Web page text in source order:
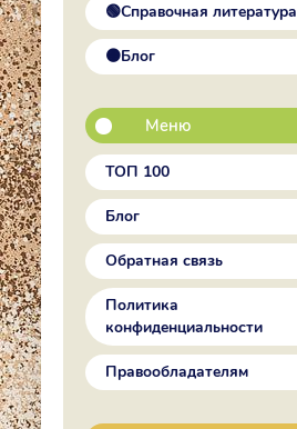
🟢Справочная литература
🟠Блог
Меню
ТОП 100
Блог
Обратная связь
Политика
конфиденциальности
Правообладателям